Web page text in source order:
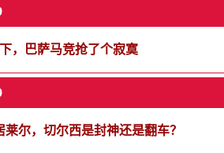
，巴萨马竞抢了个寂寞
尔，切尔西是封神还是翻车？